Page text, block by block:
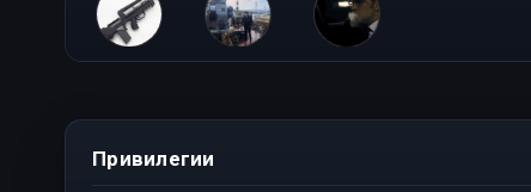
MEIRIM iNfluence Ckandal
Привилегии